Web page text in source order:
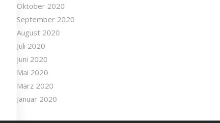
Oktober 2020
September 2020
August 2020
Juli 2020
Juni 2020
Mai 2020
März 2020
Januar 2020